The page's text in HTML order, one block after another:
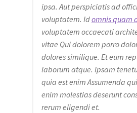
ipsa. Aut perspiciatis ad
voluptatem. Idomnis quam
voluptatem occaecati
vitae Qui dolorem porro
dolores similique. Et eum
laborum atque. Ipsam
quia est enim Assumenda
enim molestias deserunt
rerum eligendi et.